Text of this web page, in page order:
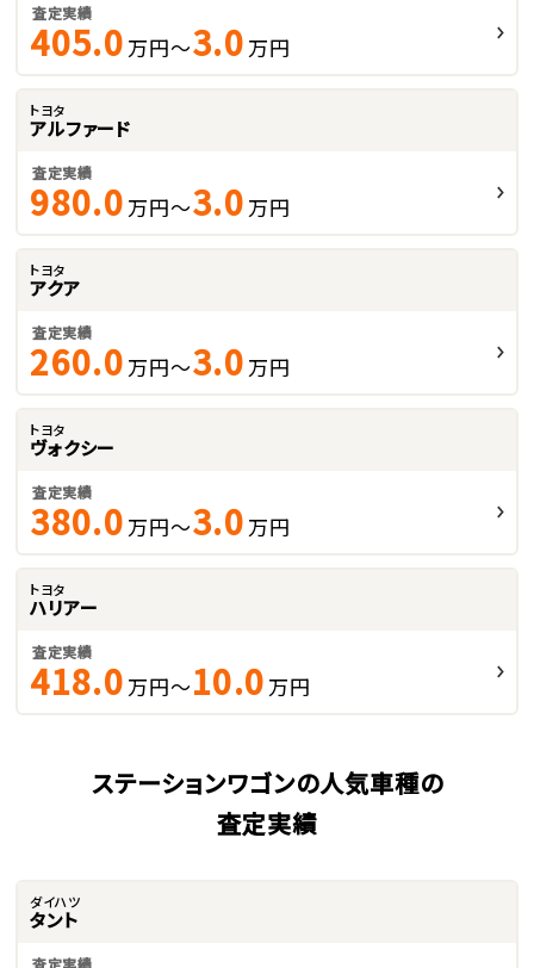
査定実績
405.0 万円～3.0 万円
トヨタ
アルファード
査定実績
980.0 万円～3.0 万円
トヨタ
アクア
査定実績
260.0 万円～3.0 万円
トヨタ
ヴォクシー
査定実績
380.0 万円～3.0 万円
トヨタ
ハリアー
査定実績
418.0 万円～10.0 万円
ステーションワゴンの人気車種の
査定実績
ダイハツ
タント
査定実績